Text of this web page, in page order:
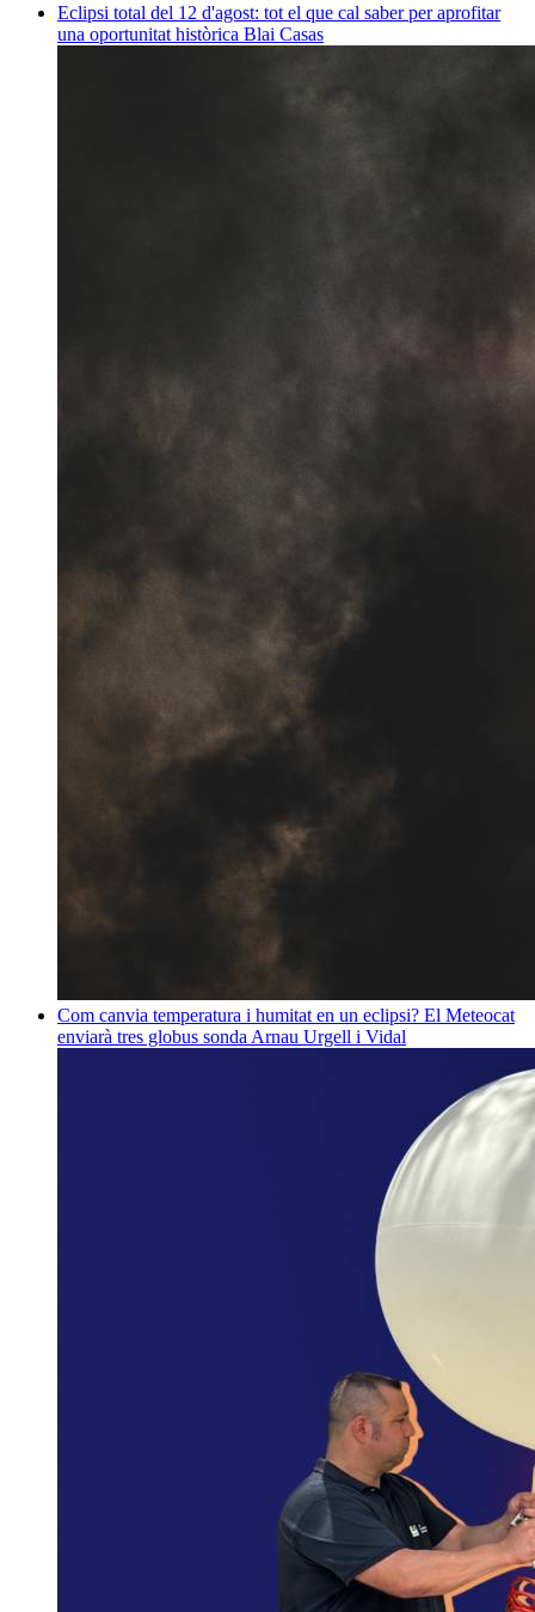
Eclipsi total del 12 d'agost: tot el que cal saber per aprofitar
una oportunitat històrica Blai Casas
Com canvia temperatura i humitat en un eclipsi? El Meteocat
enviarà tres globus sonda Arnau Urgell i Vidal